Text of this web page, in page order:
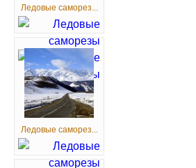
Ледовые саморез...
Ледовые саморез...